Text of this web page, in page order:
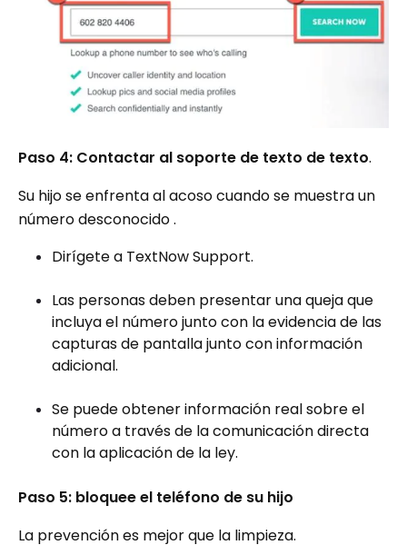
Paso 4: Contactar al soporte de texto de texto.
Su hijo se enfrenta al acoso cuando se muestra un
número desconocido .
Dirígete a TextNow Support.
Las personas deben presentar una queja que
incluya el número junto con la evidencia de las
capturas de pantalla junto con información
adicional.
Se puede obtener información real sobre el
número a través de la comunicación directa
con la aplicación de la ley.
Paso 5: bloquee el teléfono de su hijo
La prevención es mejor que la limpieza.